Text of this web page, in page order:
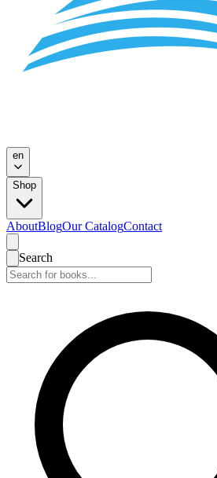
en
Shop
AboutBlogOur CatalogContact
Search